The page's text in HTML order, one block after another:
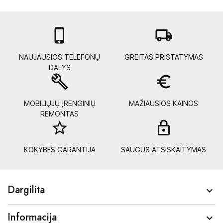

NAUJAUSIOS TELEFONŲ
DALYS
local_shipping
GREITAS PRISTATYMAS
build
MOBILIŲJŲ ĮRENGINIŲ
REMONTAS
euro_symbol
MAŽIAUSIOS KAINOS
star_border
KOKYBĖS GARANTIJA SAUGUS ATSISKAITYMAS
Dargilita 
Informacija 